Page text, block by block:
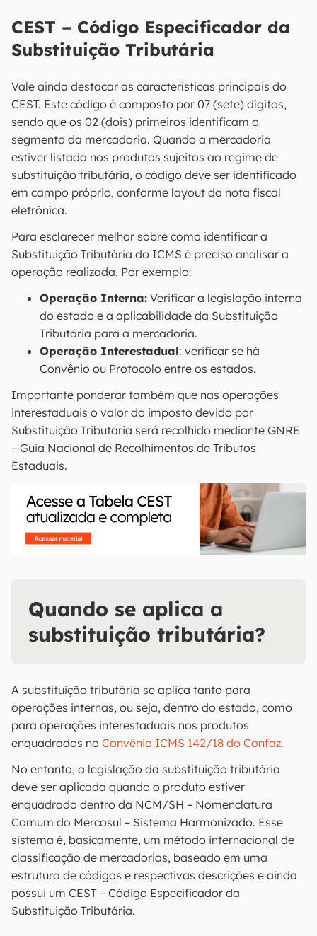
CEST – Código Especificador da
Substituição Tributária
Vale ainda destacar as características principais do
CEST. Este código é composto por 07 (sete) dígitos,
sendo que os 02 (dois) primeiros identificam o
segmento da mercadoria. Quando a mercadoria
estiver listada nos produtos sujeitos ao regime de
substituição tributária, o código deve ser identificado
em campo próprio, conforme layout da nota fiscal
eletrônica.
Para esclarecer melhor sobre como identificar a
Substituição Tributária do ICMS é preciso analisar a
operação realizada. Por exemplo:
Operação Interna: Verificar a legislação interna
do estado e a aplicabilidade da Substituição
Tributária para a mercadoria.
Operação Interestadual: verificar se há
Convênio ou Protocolo entre os estados.
Importante ponderar também que nas operações
interestaduais o valor do imposto devido por
Substituição Tributária será recolhido mediante GNRE
– Guia Nacional de Recolhimentos de Tributos
Estaduais.
Quando se aplica a
substituição tributária?
A substituição tributária se aplica tanto para
operações internas, ou seja, dentro do estado, como
para operações interestaduais nos produtos
enquadrados no Convênio ICMS 142/18 do Confaz.
No entanto, a legislação da substituição tributária
deve ser aplicada quando o produto estiver
enquadrado dentro da NCM/SH – Nomenclatura
Comum do Mercosul – Sistema Harmonizado. Esse
sistema é, basicamente, um método internacional de
classificação de mercadorias, baseado em uma
estrutura de códigos e respectivas descrições e ainda
possui um CEST – Código Especificador da
Substituição Tributária.